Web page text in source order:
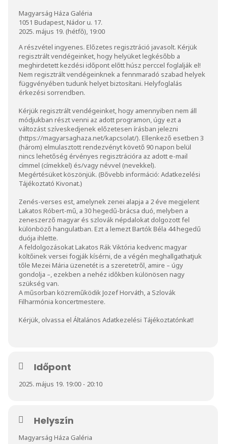
Magyarság Háza Galéria
1051 Budapest, Nádor u. 17.
2025. május 19. (hétfő), 19:00
A részvétel ingyenes. Előzetes regisztráció javasolt. Kérjük
regisztrált vendégeinket, hogy helyüket legkésőbb a
meghirdetett kezdési időpont előtt húsz perccel foglalják el!
Nem regisztrált vendégeinknek a fennmaradó szabad helyek
függvényében tudunk helyet biztosítani. Helyfoglalás
érkezési sorrendben.
Kérjük regisztrált vendégeinket, hogy amennyiben nem áll
módjukban részt venni az adott programon, úgy ezt a
változást szíveskedjenek előzetesen írásban jelezni
(https://magyarsaghaza.net/kapcsolat/). Ellenkező esetben 3
(három) elmulasztott rendezvényt követő 90 napon belül
nincs lehetőség érvényes regisztrációra az adott e-mail
címmel (címekkel) és/vagy névvel (nevekkel).
Megértésüket köszönjük. (Bővebb információ: Adatkezelési
Tájékoztató Kivonat.)
Zenés-verses est, amelynek zenei alapja a 2 éve megjelent
Lakatos Róbert-mű, a 30 hegedű-brácsa duó, melyben a
zeneszerző magyar és szlovák népdalokat dolgozott fel
különböző hangulatban. Ezt a lemezt Bartók Béla 44 hegedű
duója ihlette.
A feldolgozásokat Lakatos Rák Viktória kedvenc magyar
költőinek versei fogják kísérni, de a végén meghallgathatjuk
tőle Mezei Mária üzenetét is a szeretetről, amire – úgy
gondolja –, ezekben a nehéz időkben különösen nagy
szükség van.
A műsorban közreműködik Jozef Horváth, a Szlovák
Filharmónia koncertmestere.
Kérjük, olvassa el Általános Adatkezelési Tájékoztatónkat!
Időpont
2025. május 19. 19:00 - 20:10
Helyszín
Magyarság Háza Galéria